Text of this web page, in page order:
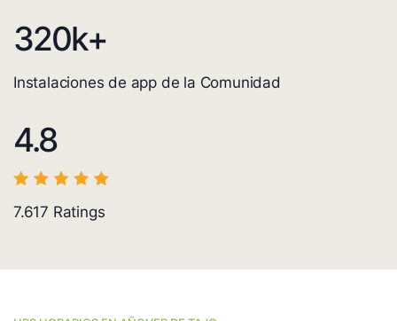
320k+
Instalaciones de app de la Comunidad
4.8
7.617 Ratings